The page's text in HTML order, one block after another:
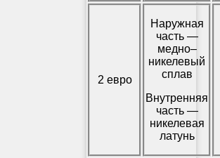
2 евро
Наружная
часть —
медно–
никелевый
сплав
Внутренняя
часть —
никелевая
латунь